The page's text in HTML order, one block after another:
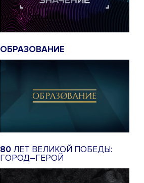
ОБРАЗОВАНИЕ
80 ЛЕТ ВЕЛИКОЙ ПОБЕДЫ:
ГОРОД–ГЕРОЙ